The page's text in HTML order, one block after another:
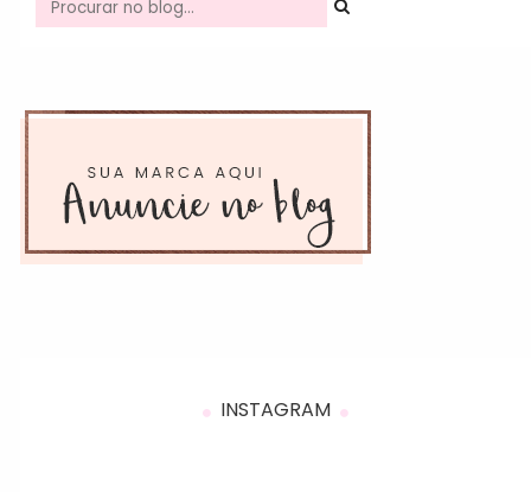
INSTAGRAM